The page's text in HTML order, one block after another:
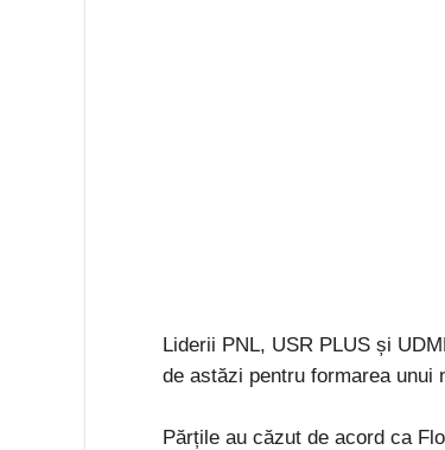
Liderii PNL, USR PLUS și
de astăzi pentru formarea unui
Părțile au căzut de acord ca